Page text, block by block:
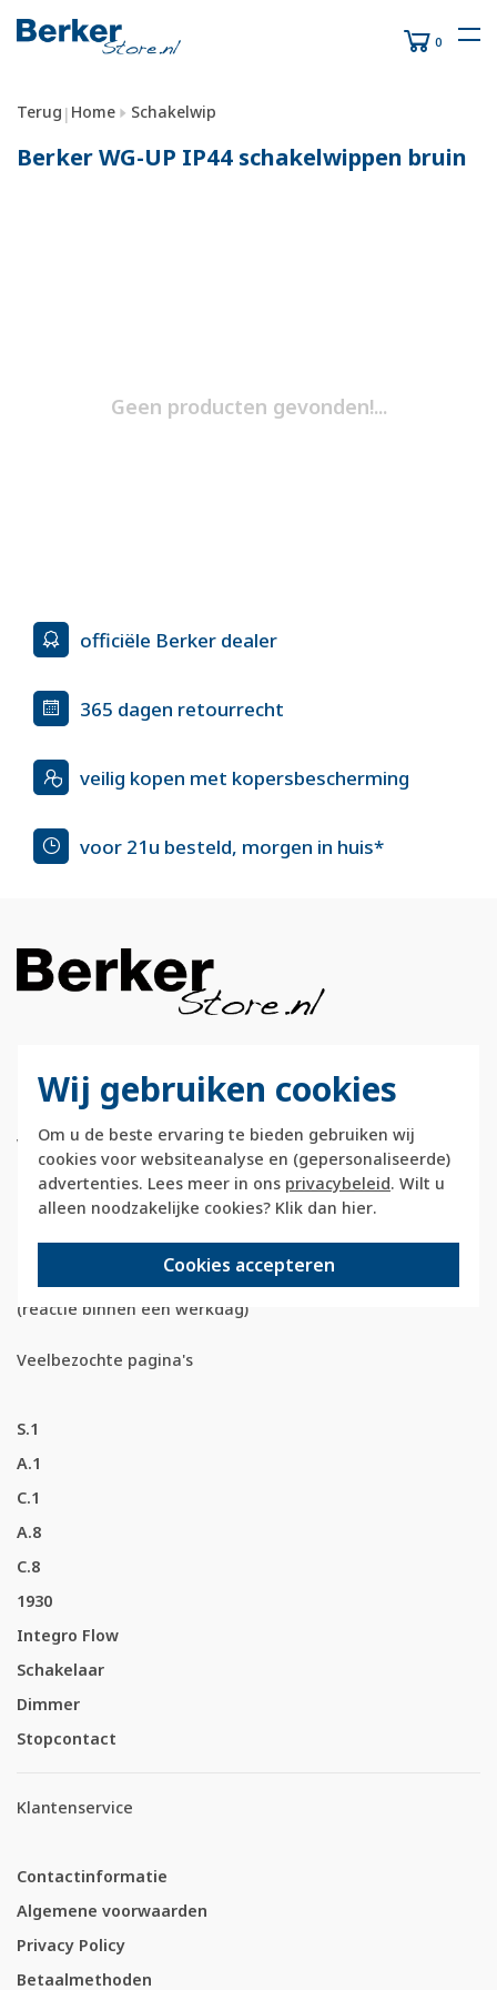
Wij gebruiken cookies
Om u de beste ervaring te bieden gebruiken wij
cookies voor websiteanalyse en (gepersonaliseerde)
advertenties. Lees meer in ons privacybeleid. Wilt u
alleen noodzakelijke cookies? Klik dan hier.
Cookies accepteren
0
Terug | Home Schakelwip
Berker WG-UP IP44 schakelwippen bruin
Geen producten gevonden!...
officiële Berker dealer
365 dagen retourrecht
veilig kopen met kopersbescherming
voor 21u besteld, morgen in huis*
Berkerstore.nl is onderdeel van e-Stores
International B.V. en geen webwinkel of
Vertriebsgesellschaft GmbH & Co. KG.
Telefoon:088 28 29 333
(maandag t/m vrijdag, 09:00 tot 12:00 en
13:00 tot 17:00 uur)
E-mail:info@berkerstore.nl
(reactie binnen één werkdag)
Veelbezochte pagina's
S.1
A.1
C.1
A.8
C.8
1930
Integro Flow
Schakelaar
Dimmer
Stopcontact
Klantenservice
Contactinformatie
Algemene voorwaarden
Privacy Policy
Betaalmethoden